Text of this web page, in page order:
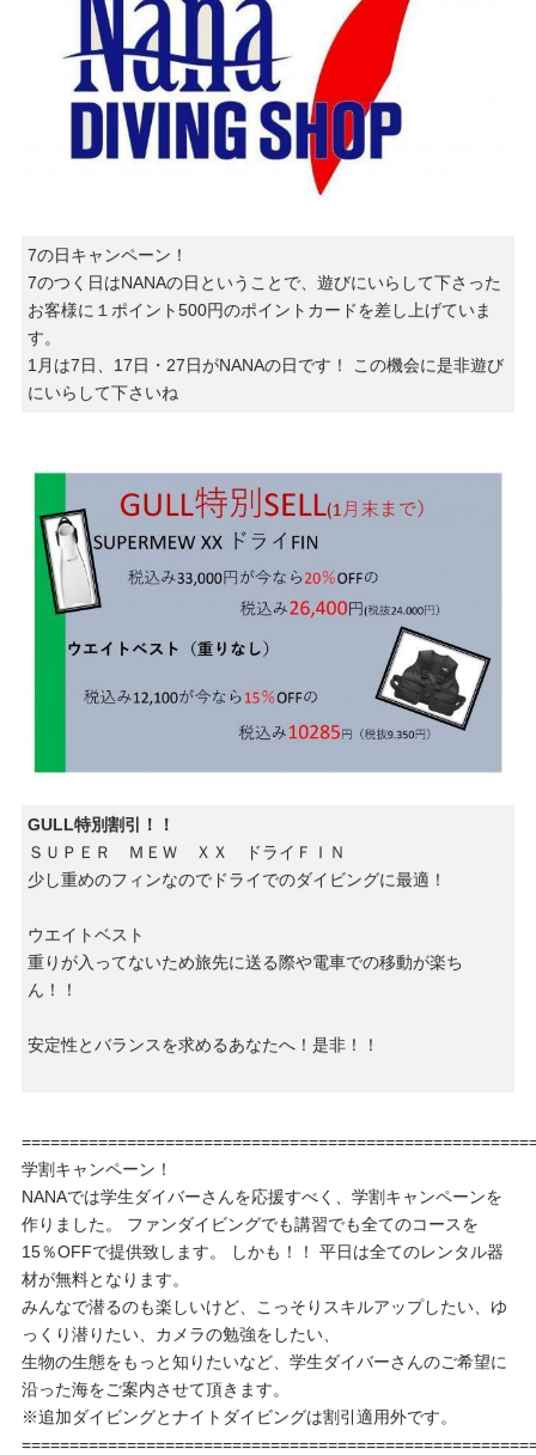
7の日キャンペーン！
7のつく日はNANAの日ということで、遊びにいらして下さった
お客様に１ポイント500円のポイントカードを差し上げていま
す。
1月は7日、17日・27日がNANAの日です！ この機会に是非遊び
にいらして下さいね
GULL特別割引！！
ＳＵＰＥＲ ＭＥＷ ＸＸ ドライＦＩＮ
少し重めのフィンなのでドライでのダイビングに最適！
ウエイトベスト
重りが入ってないため旅先に送る際や電車での移動が楽ち
ん！！
安定性とバランスを求めるあなたへ！是非！！
学割キャンペーン！
NANAでは学生ダイバーさんを応援すべく、学割キャンペーンを
作りました。 ファンダイビングでも講習でも全てのコースを
15％OFFで提供致します。 しかも！！ 平日は全てのレンタル器
材が無料となります。
みんなで潜るのも楽しいけど、こっそりスキルアップしたい、ゆ
っくり潜りたい、カメラの勉強をしたい、
生物の生態をもっと知りたいなど、学生ダイバーさんのご希望に
沿った海をご案内させて頂きます。
※追加ダイビングとナイトダイビングは割引適用外です。